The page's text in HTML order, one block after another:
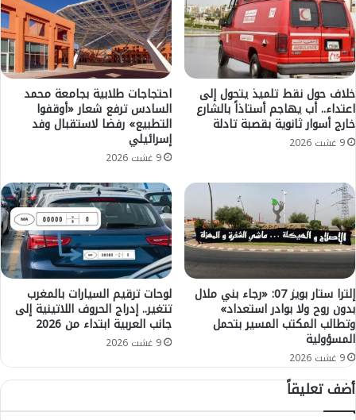
ر
ك
ز
ا
ل
ت
ك
و
ي
ل
ي
د
ر
ا
ل
ي
ل
ك
ر
ا
ل
ل
ن
ش
ط
ا
ء
ت
ظ
ا
و
ا
أ
م
ا
م
"
ك
ا
ر
ف
و
ر
"
خلاف حول نقط تلميذ يتحول إلى
اعتداء.. أب يهاجم أستاذاً بالشارع
خارج أسوار ثانوية بقصبة تادلة
9 غشت 2026
احتجاجات طلابية بجامعة محمد
السادس ترفع شعار «أوقفوا
التطبيع» رفضا لاستقبال وفد
إسرائيلي
9 غشت 2026
إلترا ستار بويز 07: «رجاء بني ملال
بدون روح ولا بوادر استعداد»
وتطالب المكتب المسير بتحمل
المسؤولية
9 غشت 2026
لوحات ترقيم السيارات بالمغرب
تتغير.. إدراج الحروف اللاتينية إلى
جانب العربية ابتداء من 2026
9 غشت 2026
أضف تعليقاً